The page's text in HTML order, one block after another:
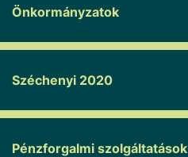
Önkormányzatok
Széchenyi 2020
Pénzforgalmi szolgáltatások